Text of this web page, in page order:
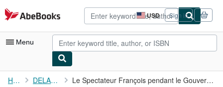
Skip to main content
AbeBooks.com USD
Site
shopping
preferences
Sign in
Menu
My Account
Home DELACROIX Le Spectateur François pendant le Gouvernement révolutionnaire.